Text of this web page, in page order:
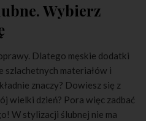
Wybierz
Dlatego męskie dodatki
szlachetnych materiałów i
znaczy? Dowiesz się z
wielki dzień? Pora więc zadbać
W stylizacji ślubnej nie ma